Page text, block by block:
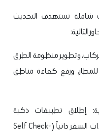
شاملة تستهدف التحديث
التالية:
وتطوير منظومة الطرق
للمطار، ورفع كفاءة مناطق
إطلاق تطبيقات ذكية
للمسافرين، وتوفير أنظمة إنهاء إجراءات السفر ذاتياً (Self Check-